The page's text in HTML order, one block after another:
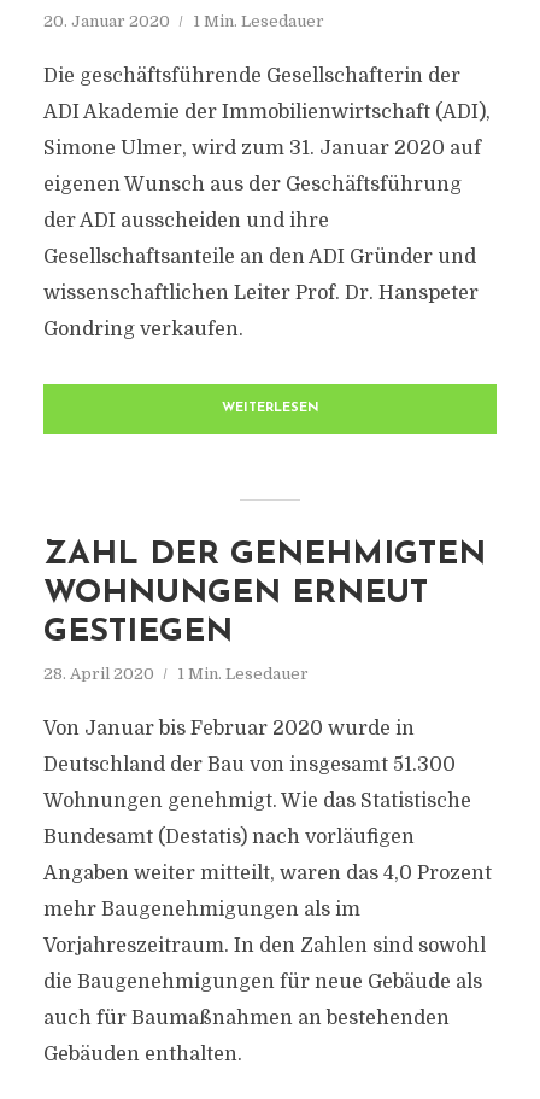
20. Januar 2020 1 Min. Lesedauer
Die geschäftsführende Gesellschafterin der
ADI Akademie der Immobilienwirtschaft (ADI),
Simone Ulmer, wird zum 31. Januar 2020 auf
eigenen Wunsch aus der Geschäftsführung
der ADI ausscheiden und ihre
Gesellschaftsanteile an den ADI Gründer und
wissenschaftlichen Leiter Prof. Dr. Hanspeter
Gondring verkaufen.
WEITERLESEN
ZAHL DER GENEHMIGTEN
WOHNUNGEN ERNEUT
GESTIEGEN
28. April 2020 1 Min. Lesedauer
Von Januar bis Februar 2020 wurde in
Deutschland der Bau von insgesamt 51.300
Wohnungen genehmigt. Wie das Statistische
Bundesamt (Destatis) nach vorläufigen
Angaben weiter mitteilt, waren das 4,0 Prozent
mehr Baugenehmigungen als im
Vorjahreszeitraum. In den Zahlen sind sowohl
die Baugenehmigungen für neue Gebäude als
auch für Baumaßnahmen an bestehenden
Gebäuden enthalten.